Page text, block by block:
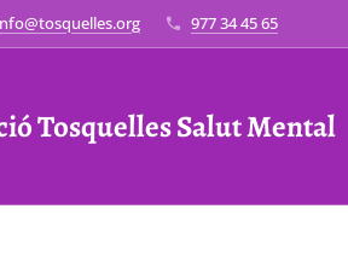
977 34 45 65
Tosquelles Salut Mental